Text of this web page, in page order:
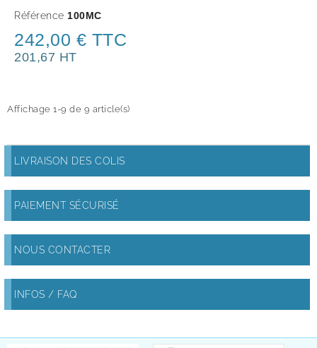
Référence 100MC
242,00 € TTC
201,67 HT
Affichage 1-9 de 9 article(s)
LIVRAISON DES COLIS
PAIEMENT SÉCURISÉ
NOUS CONTACTER
INFOS / FAQ